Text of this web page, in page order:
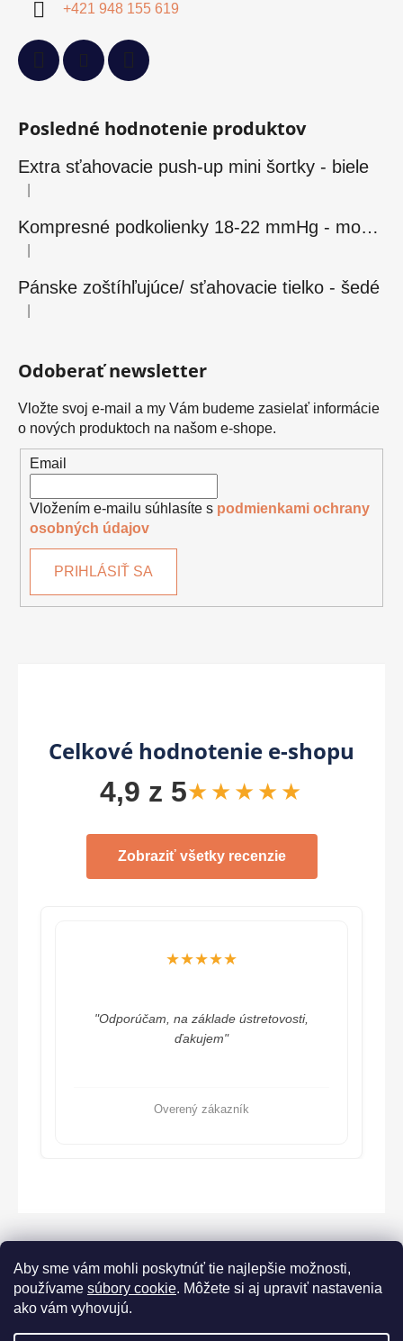
Aby sme vám mohli poskytnúť tie najlepšie možnosti,
používame súbory cookie. Môžete si aj upraviť nastavenia
ako vám vyhovujú.
+421 948 155 619
Posledné hodnotenie produktov
Extra sťahovacie push-up mini šortky - biele
Hodnotenie produktu je 5 z 5 hviezdičiek.
Kompresné podkolienky 18-22 mmHg - modré
Hodnotenie produktu je 5 z 5 hviezdičiek.
Pánske zoštíhľujúce/ sťahovacie tielko - šedé
Hodnotenie produktu je 5 z 5 hviezdičiek.
Odoberať newsletter
Vložte svoj e-mail a my Vám budeme zasielať informácie
o nových produktoch na našom e-shope.
Email
Vložením e-mailu súhlasíte s podmienkami ochrany
osobných údajov
PRIHLÁSIŤ SA
Celkové hodnotenie e-shopu
4,9 z 5★★★★★
Zobraziť všetky recenzie
★★★★★
"Odporúčam, na základe ústretovosti,
ďakujem"
Overený zákazník